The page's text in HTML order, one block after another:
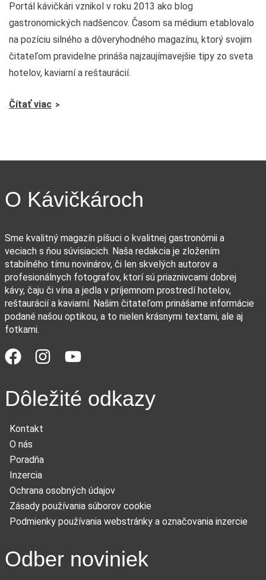
Portál kávičkári vznikol v roku 2013 ako blog
gastronomických nadšencov. Časom sa médium etablovalo
na pozíciu silného a dôveryhodného magazínu, ktorý svojim
čitateľom pravidelne prináša najzaujímavejšie tipy zo sveta
hotelov, kaviarní a reštaurácií.
Čítať viac
O Kávičkároch
Sme kvalitný magazín píšuci o kvalitnej gastronómii a
veciach s ňou súvisiacich. Naša redakcia je zložením
stabilného tímu novinárov, či len skvelých autorov a
profesionálnych fotografov, ktorí sú priaznivcami dobrej
kávy, čaju či vína a jedla v príjemnom prostredí hotelov,
reštaurácií a kaviarní. Našim čitateľom prinášame informácie
podané našou optikou, a to nielen krásnymi textami, ale aj
fotkami.
Dôležité odkazy
Kontakt
O nás
Poradňa
Inzercia
Ochrana osobných údajov
Zásady používania súborov cookie
Podmienky používania webstránky a označovania inzercie
Odber noviniek